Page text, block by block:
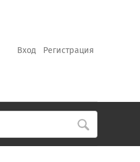
Вход Регистрация